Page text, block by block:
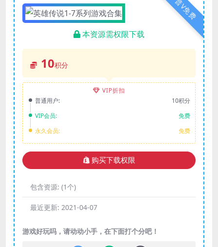
普V免费
本资源需权限下载
10积分
VIP折扣
普通用户:
10积分
VIP会员:
免费
永久会员:
免费
购买下载权限
包含资源: (1个)
最近更新: 2021-04-07
游戏好玩吗，请动动小手，在下面打个分吧！